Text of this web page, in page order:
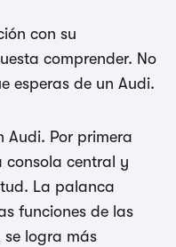
con su
comprender. No
esperas de un Audi.
Por primera
consola central y
La palanca
funciones de las
se logra más